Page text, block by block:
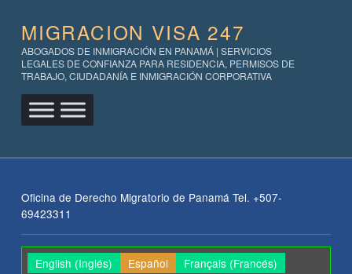
MIGRACION VISA 247
ABOGADOS DE INMIGRACIÓN EN PANAMÁ | SERVICIOS
LEGALES DE CONFIANZA PARA RESIDENCIA, PERMISOS DE
TRABAJO, CIUDADANÍA E INMIGRACIÓN CORPORATIVA
Oficina de Derecho Migratorio de Panamá Tel. +507-
69423311
English (Inglés) Español Français(Francés)